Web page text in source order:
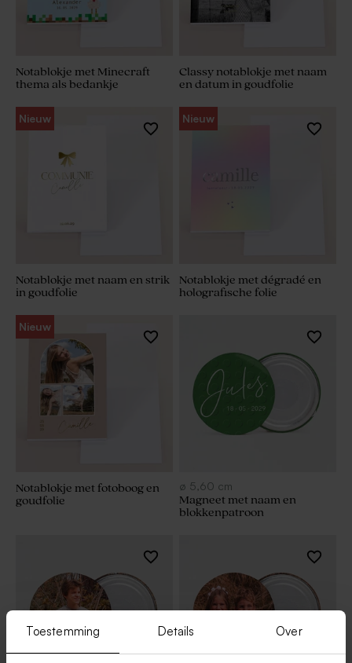
Toestemming Details Over
Notablokje met Minecraft
thema als bedankje
Classy notablokje met naam
en datum in goudfolie
Nieuw
Notablokje met naam en strik
in goudfolie
Nieuw
Notablokje met dégradé en
holografische folie
Nieuw
Notablokje met fotoboog en
goudfolie
ø 5,60 cm
Magneet met naam en
blokkenpatroon